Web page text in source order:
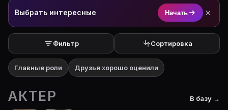
Выбрать интересные Начать ×
Фильтр Сортировка
Главные роли Друзья хорошо оценили
АКТЕР В базу →